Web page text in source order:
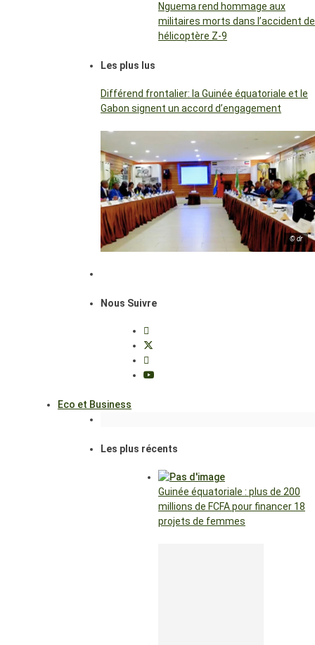
Nguema rend hommage aux
militaires morts dans l’accident de
hélicoptère Z-9
Les plus lus
Différend frontalier: la Guinée équatoriale et le
Gabon signent un accord d’engagement
© dr
Nous Suivre
Eco et Business
Les plus récents
Guinée équatoriale : plus de 200
millions de FCFA pour financer 18
projets de femmes